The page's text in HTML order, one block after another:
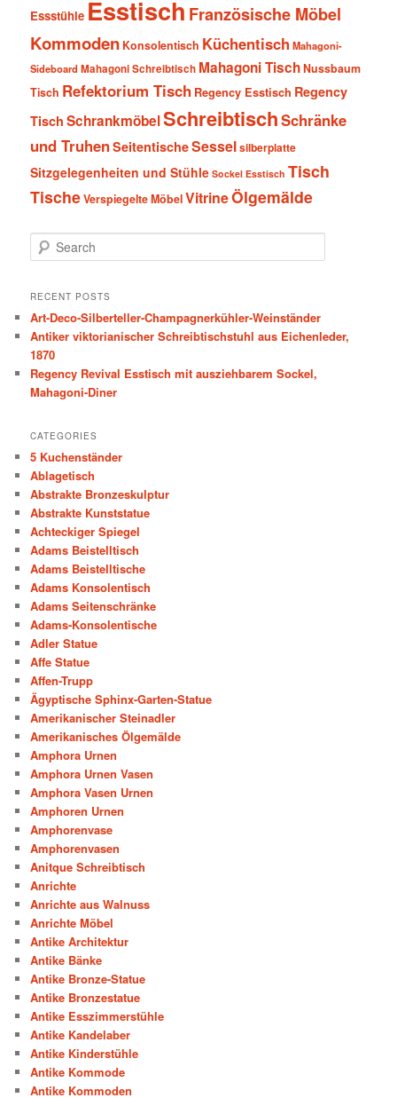
Essstühle Esstisch Französische Möbel
Kommoden Konsolentisch Küchentisch Mahagoni-
SideboardMahagoni Schreibtisch Mahagoni TischNussbaum
Tisch Refektorium Tisch Regency Esstisch Regency
Tisch SchrankmöbelSchreibtischSchränke
und TruhenSeitentischeSesselsilberplatte
Sitzgelegenheiten und Stühle Sockel Esstisch Tisch
TischeVerspiegelte MöbelVitrineÖlgemälde
e
r
h
RECENT POSTS
Art-Deco-Silberteller-Champagnerkühler-Weinständer
Antiker viktorianischer Schreibtischstuhl aus Eichenleder,
1870
Regency Revival Esstisch mit ausziehbarem Sockel,
Mahagoni-Diner
CATEGORIES
5 Kuchenständer
Ablagetisch
Abstrakte Bronzeskulptur
Abstrakte Kunststatue
Achteckiger Spiegel
Adams Beistelltisch
Adams Beistelltische
Adams Konsolentisch
Adams Seitenschränke
Adams-Konsolentische
Adler Statue
Affe Statue
Affen-Trupp
Ägyptische Sphinx-Garten-Statue
Amerikanischer Steinadler
Amerikanisches Ölgemälde
Amphora Urnen
Amphora Urnen Vasen
Amphora Vasen Urnen
Amphoren Urnen
Amphorenvase
Amphorenvasen
Anitque Schreibtisch
Anrichte
Anrichte aus Walnuss
Anrichte Möbel
Antike Architektur
Antike Bänke
Antike Bronze-Statue
Antike Bronzestatue
Antike Esszimmerstühle
Antike Kandelaber
Antike Kinderstühle
Antike Kommode
Antike Kommoden